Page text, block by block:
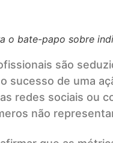
o bate-papo sobre
são
sucesso de uma
redes sociais ou
não